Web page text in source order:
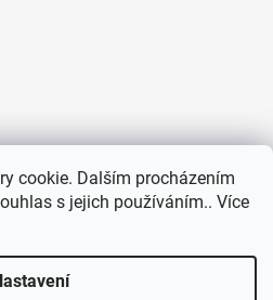
cookie. Dalším procházením
s jejich používáním.. Více